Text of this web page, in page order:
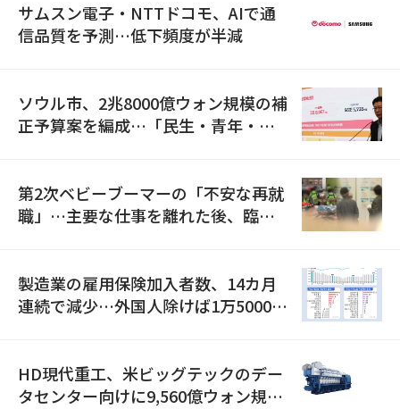
サムスン電子・NTTドコモ、AIで通
信品質を予測…低下頻度が半減
ソウル市、2兆8000億ウォン規模の補
正予算案を編成…「民生・青年・安
第2次ベビーブーマーの「不安な再就
職」…主要な仕事を離れた後、臨時
製造業の雇用保険加入者数、14カ月
連続で減少…外国人除けば1万5000人
HD現代重工、米ビッグテックのデー
タセンター向けに9,560億ウォン規模